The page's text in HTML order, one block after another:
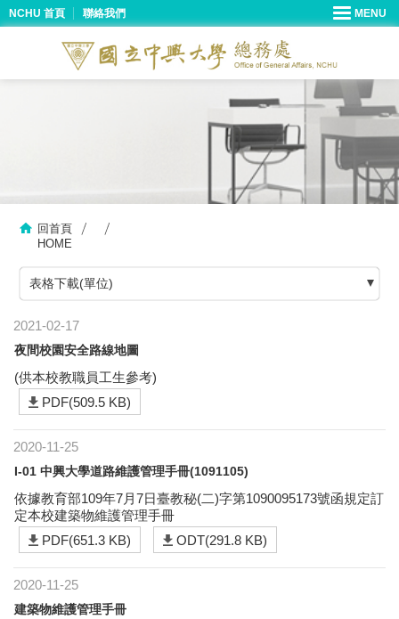
NCHU 首頁 聯絡我們
回首頁
HOME
表格下載(單位)
2021-02-17
夜間校園安全路線地圖
(供本校教職員工生參考)
PDF(509.5 KB)
2020-11-25
I-01 中興大學道路維護管理手冊(1091105)
依據教育部109年7月7日臺教秘(二)字第1090095173號函規定訂
定本校建築物維護管理手冊
PDF(651.3 KB)
ODT(291.8 KB)
2020-11-25
建築物維護管理手冊